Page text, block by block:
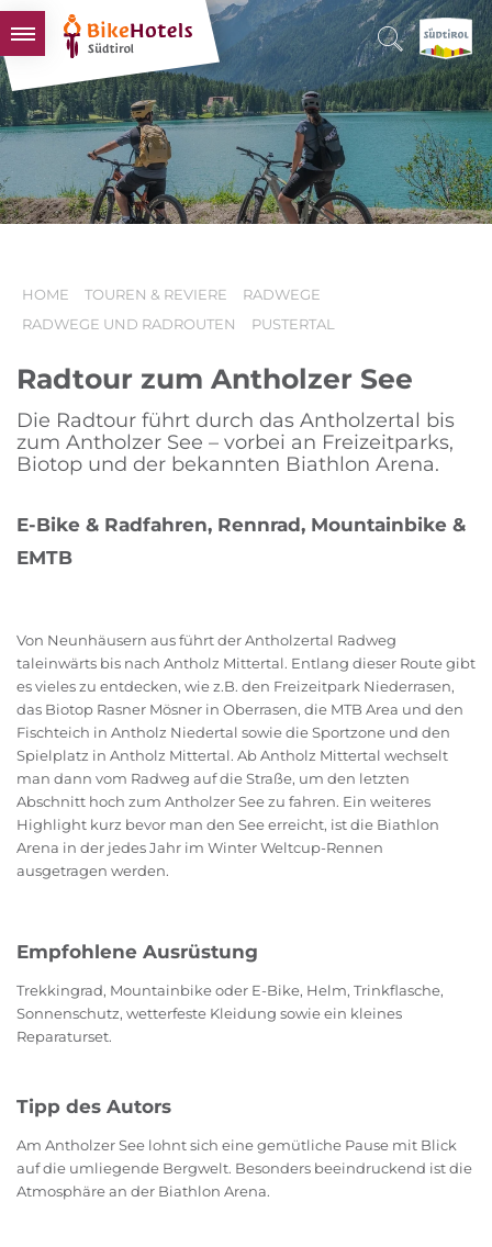
BIKEHOTELS
HOTELS & PAKETE
TOUREN & REVIERE
SÜDTIROL & WIR
HOME TOUREN & REVIERE
RADWEGE
RADWEGE UND RADROUTEN
PUSTERTAL
Radtour zum Antholzer See
Die Radtour führt durch das Antholzertal bis
zum Antholzer See – vorbei an Freizeitparks,
Biotop und der bekannten Biathlon Arena.
E-Bike & Radfahren, Rennrad, Mountainbike &
EMTB
Von Neunhäusern aus führt der Antholzertal Radweg
taleinwärts bis nach Antholz Mittertal. Entlang dieser Route gibt
es vieles zu entdecken, wie z.B. den Freizeitpark Niederrasen,
das Biotop Rasner Mösner in Oberrasen, die MTB Area und den
Fischteich in Antholz Niedertal sowie die Sportzone und den
Spielplatz in Antholz Mittertal. Ab Antholz Mittertal wechselt
man dann vom Radweg auf die Straße, um den letzten
Abschnitt hoch zum Antholzer See zu fahren. Ein weiteres
Highlight kurz bevor man den See erreicht, ist die Biathlon
Arena in der jedes Jahr im Winter Weltcup-Rennen
ausgetragen werden.
Empfohlene Ausrüstung
Trekkingrad, Mountainbike oder E-Bike, Helm, Trinkflasche,
Sonnenschutz, wetterfeste Kleidung sowie ein kleines
Reparaturset.
Tipp des Autors
Am Antholzer See lohnt sich eine gemütliche Pause mit Blick
auf die umliegende Bergwelt. Besonders beeindruckend ist die
Atmosphäre an der Biathlon Arena.